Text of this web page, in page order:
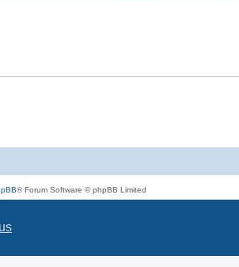
® Forum Software © phpBB Limited